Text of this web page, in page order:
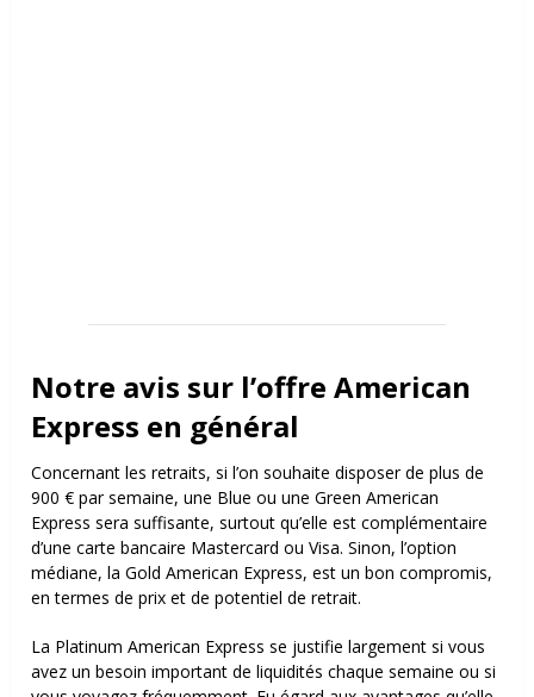
Notre avis sur l’offre American
Express en général
Concernant les retraits, si l’on souhaite disposer de plus de
900 € par semaine, une Blue ou une Green American
Express sera suffisante, surtout qu’elle est complémentaire
d’une carte bancaire Mastercard ou Visa. Sinon, l’option
médiane, la Gold American Express, est un bon compromis,
en termes de prix et de potentiel de retrait.
La Platinum American Express se justifie largement si vous
avez un besoin important de liquidités chaque semaine ou si